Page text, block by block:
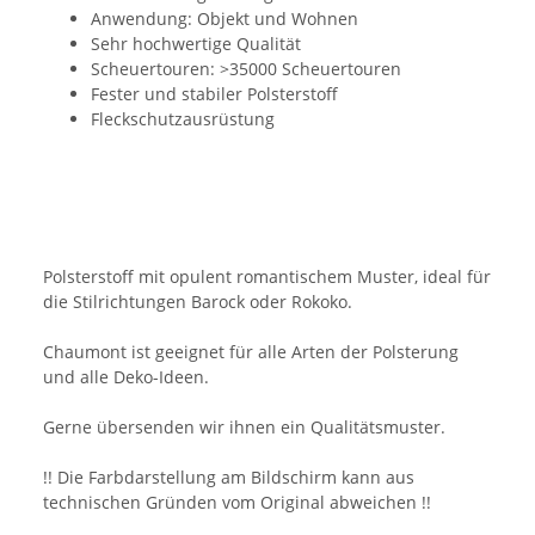
Anwendung: Objekt und Wohnen
Sehr hochwertige Qualität
Scheuertouren: >35000 Scheuertouren
Fester und stabiler Polsterstoff
Fleckschutzausrüstung
Polsterstoff mit opulent romantischem Muster, ideal für
die Stilrichtungen Barock oder Rokoko.
Chaumont ist geeignet für alle Arten der Polsterung
und alle Deko-Ideen.
Gerne übersenden wir ihnen ein Qualitätsmuster.
!! Die Farbdarstellung am Bildschirm kann aus
technischen Gründen vom Original abweichen !!